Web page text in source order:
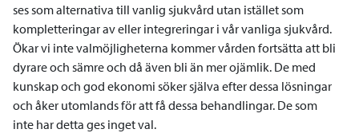
ses som alternativa till vanlig sjukvård utan istället som
kompletteringar av eller integreringar i vår vanliga sjukvård.
Ökar vi inte valmöjligheterna kommer vården fortsätta att bli
dyrare och sämre och då även bli än mer ojämlik. De med
kunskap och god ekonomi söker själva efter dessa lösningar
och åker utomlands för att få dessa behandlingar. De som
inte har detta ges inget val.